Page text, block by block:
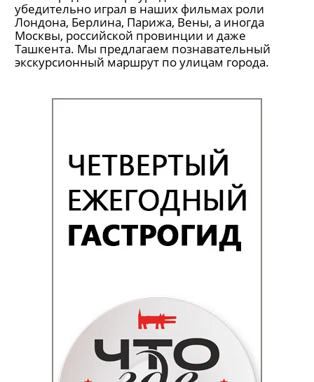
убедительно играл в наших фильмах роли
Лондона, Берлина, Парижа, Вены, а иногда
Москвы, российской провинции и даже
Ташкента. Мы предлагаем познавательный
экскурсионный маршрут по улицам города.